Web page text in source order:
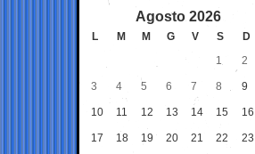
Agosto 2026
L M M G V S
D
1
2
3 4 5 6 7 8 9
10 11 12 13 14 15 16
17 18 19 20 21 22 23